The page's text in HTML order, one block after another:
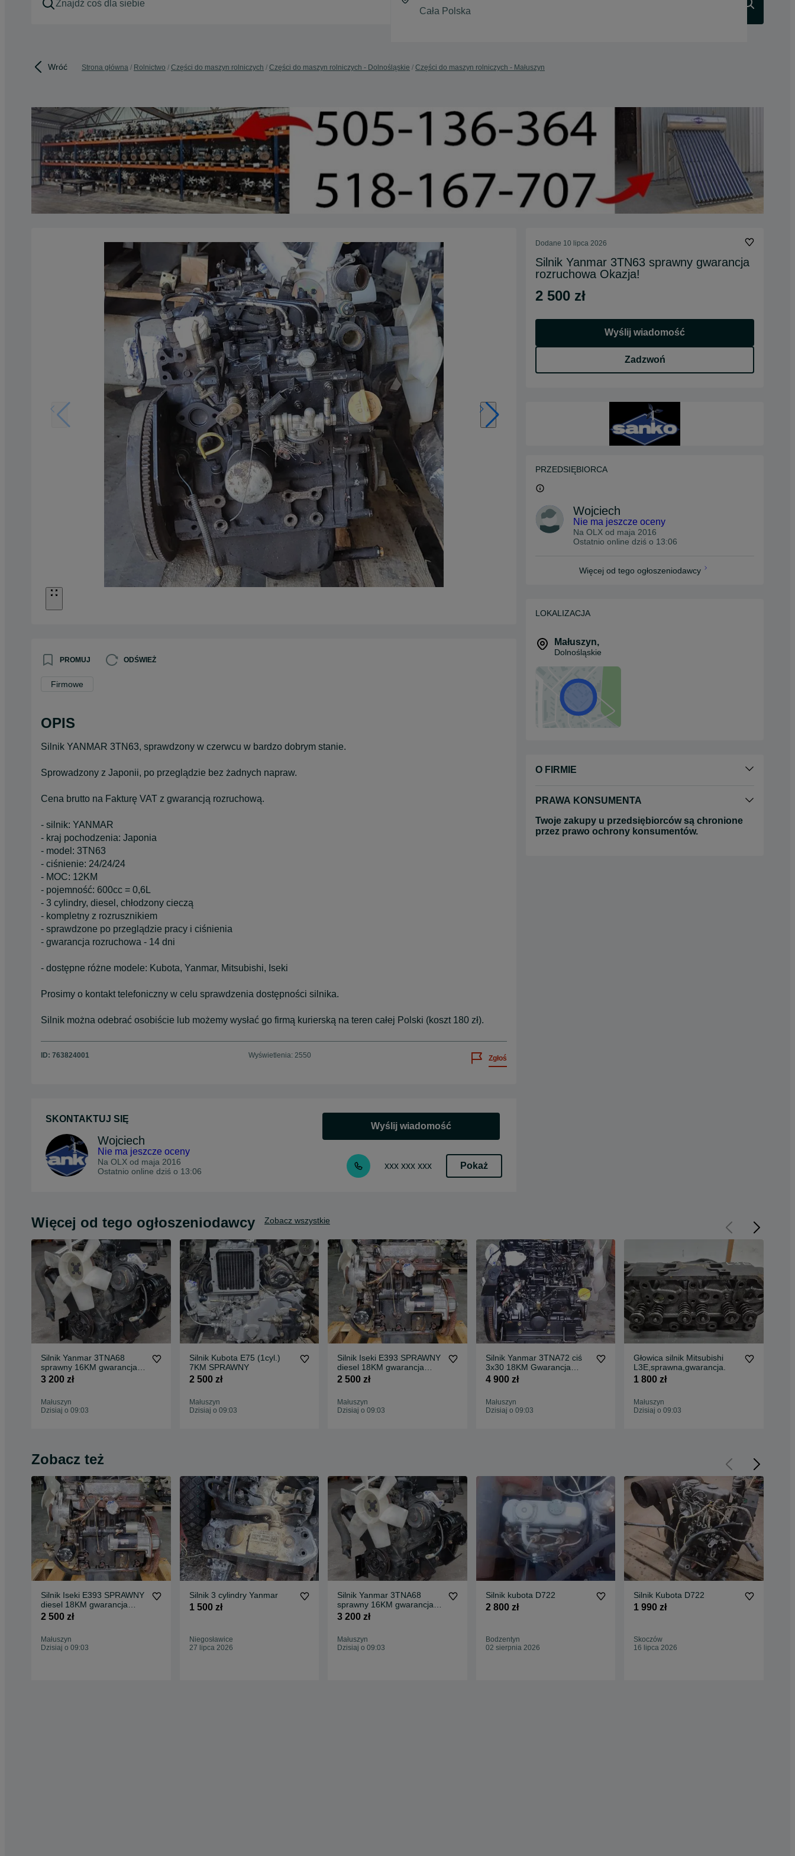
Wróć Strona główna Rolnictwo Części do maszyn rolniczych Części do maszyn rolniczych - Dolnośląskie Części do maszyn rolniczych - Małuszyn
PROMUJ ODŚWIEŻ
Firmowe
OPIS
Silnik YANMAR 3TN63, sprawdzony w czerwcu w bardzo dobrym stanie.
Sprowadzony z Japonii, po przeglądzie bez żadnych napraw.
Cena brutto na Fakturę VAT z gwarancją rozruchową.
- silnik: YANMAR
- kraj pochodzenia: Japonia
- model: 3TN63
- ciśnienie: 24/24/24
- MOC: 12KM
- pojemność: 600cc = 0,6L
- 3 cylindry, diesel, chłodzony cieczą
- kompletny z rozrusznikiem
- sprawdzone po przeglądzie pracy i ciśnienia
- gwarancja rozruchowa - 14 dni
- dostępne różne modele: Kubota, Yanmar, Mitsubishi, Iseki
Prosimy o kontakt telefoniczny w celu sprawdzenia dostępności silnika.
Silnik można odebrać osobiście lub możemy wysłać go firmą kurierską na teren całej Polski (koszt 180 zł).
ID: 763824001 Wyświetlenia: 2550 Zgłoś
SKONTAKTUJ SIĘ
Wojciech
Nie ma jeszcze oceny
Na OLX od maja 2016
Ostatnio online dziś o 13:06
Wyślij wiadomość
xxx xxx xxx Pokaż
Dodane 10 lipca 2026
Silnik Yanmar 3TN63 sprawny gwarancja
rozruchowa Okazja!
2 500 zł
Wyślij wiadomość
Zadzwoń
PRZEDSIĘBIORCA
Wojciech
Nie ma jeszcze oceny
Na OLX od maja 2016
Ostatnio online dziś o 13:06
Więcej od tego ogłoszeniodawcy
LOKALIZACJA
Małuszyn,
Dolnośląskie
O FIRMIE
PRAWA KONSUMENTA
Twoje zakupy u przedsiębiorców są chronione
przez prawo ochrony konsumentów.
Więcej od tego ogłoszeniodawcy Zobacz wszystkie
Silnik Yanmar 3TNA68
sprawny 16KM gwarancja
rozruchowa
3 200 zł
Małuszyn
Dzisiaj o 09:03
Silnik Kubota E75 (1cyl.)
7KM SPRAWNY
2 500 zł
Małuszyn
Dzisiaj o 09:03
Silnik Iseki E393 SPRAWNY
diesel 18KM gwarancja
rozruch
2 500 zł
Małuszyn
Dzisiaj o 09:03
Silnik Yanmar 3TNA72 ciś
3x30 18KM Gwarancja
rozruch.
4 900 zł
Małuszyn
Dzisiaj o 09:03
Głowica silnik Mitsubishi
L3E,sprawna,gwarancja.
1 800 zł
Małuszyn
Dzisiaj o 09:03
Zobacz też
Silnik Iseki E393 SPRAWNY
diesel 18KM gwarancja
rozruch
2 500 zł
Małuszyn
Dzisiaj o 09:03
Silnik 3 cylindry Yanmar
1 500 zł
Niegosławice
27 lipca 2026
Silnik Yanmar 3TNA68
sprawny 16KM gwarancja
rozruchowa
3 200 zł
Małuszyn
Dzisiaj o 09:03
Silnik kubota D722
2 800 zł
Bodzentyn
02 sierpnia 2026
Silnik Kubota D722
1 990 zł
Skoczów
16 lipca 2026